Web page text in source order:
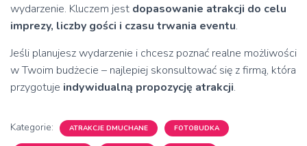
wydarzenie. Kluczem jest dopasowanie atrakcji do celu
imprezy, liczby gości i czasu trwania eventu.
Jeśli planujesz wydarzenie i chcesz poznać realne możliwości
w Twoim budżecie – najlepiej skonsultować się z firmą, która
przygotuje indywidualną propozycję atrakcji.
Kategorie: ATRAKCJE DMUCHANE FOTOBUDKA